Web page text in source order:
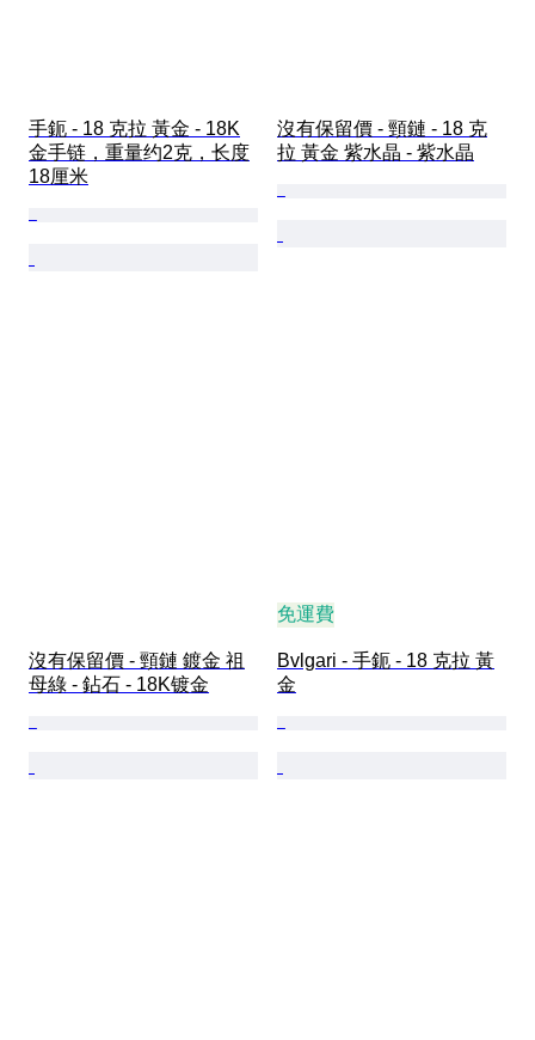
手鈪 - 18 克拉 黃金 - 18K
金手链，重量约2克，长度
18厘米
沒有保留價 - 頸鏈 - 18 克
拉 黃金 紫水晶 - 紫水晶
沒有保留價 - 頸鏈 鍍金 祖
母綠 - 鉆石 - 18K镀金
免運費
Bvlgari - 手鈪 - 18 克拉 黃
金